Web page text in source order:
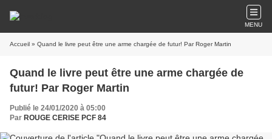
MENU
Accueil » Quand le livre peut être une arme chargée de futur! Par Roger Martin
Quand le livre peut être une arme chargée de
futur! Par Roger Martin
Publié le 24/01/2020 à 05:00
Par ROUGE CERISE PCF 84